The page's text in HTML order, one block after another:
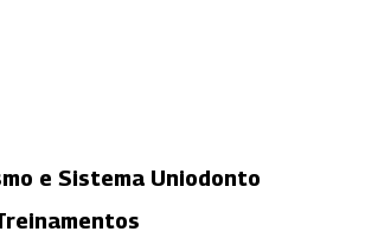
e Sistema Uniodonto